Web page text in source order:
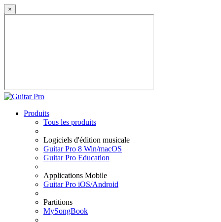
×
Produits
Tous les produits
Logiciels d'édition musicale
Guitar Pro 8 Win/macOS
Guitar Pro Education
Applications Mobile
Guitar Pro iOS/Android
Partitions
MySongBook